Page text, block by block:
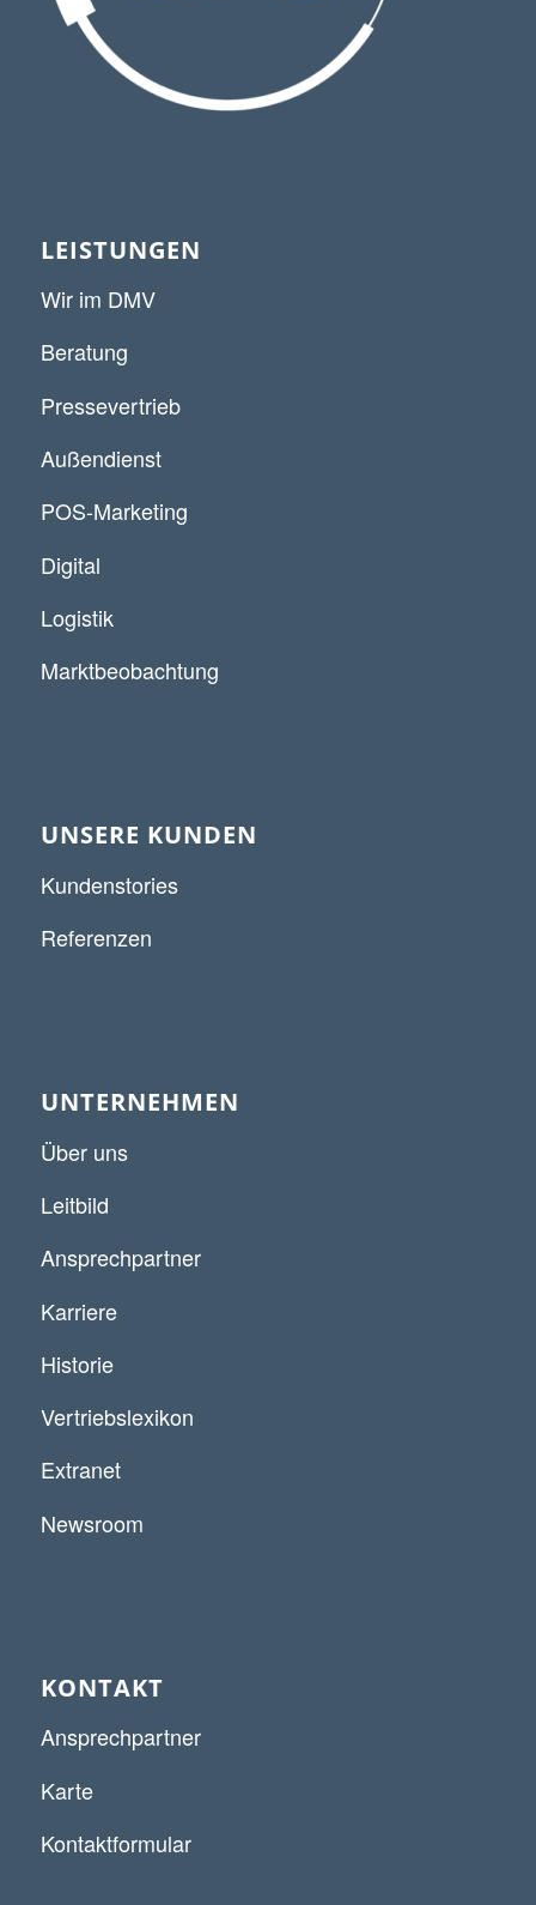
LEISTUNGEN
Wir im DMV
Beratung
Pressevertrieb
Außendienst
POS-Marketing
Digital
Logistik
Marktbeobachtung
UNSERE KUNDEN
Kundenstories
Referenzen
UNTERNEHMEN
Über uns
Leitbild
Ansprechpartner
Karriere
Historie
Vertriebslexikon
Extranet
Newsroom
KONTAKT
Ansprechpartner
Karte
Kontaktformular